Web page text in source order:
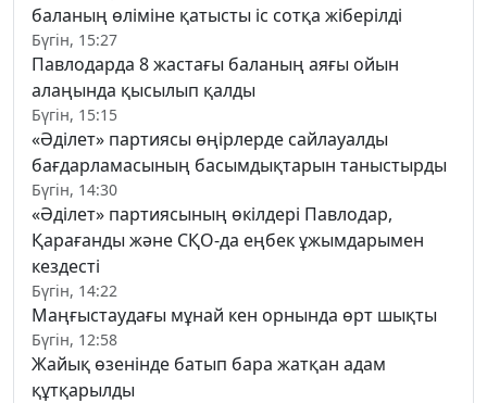
баланың өліміне қатысты іс сотқа жіберілді
Бүгін, 15:27
Павлодарда 8 жастағы баланың аяғы ойын
алаңында қысылып қалды
Бүгін, 15:15
«Әділет» партиясы өңірлерде сайлауалды
бағдарламасының басымдықтарын таныстырды
Бүгін, 14:30
«Әділет» партиясының өкілдері Павлодар,
Қарағанды және СҚО-да еңбек ұжымдарымен
кездесті
Бүгін, 14:22
Маңғыстаудағы мұнай кен орнында өрт шықты
Бүгін, 12:58
Жайық өзенінде батып бара жатқан адам
құтқарылды